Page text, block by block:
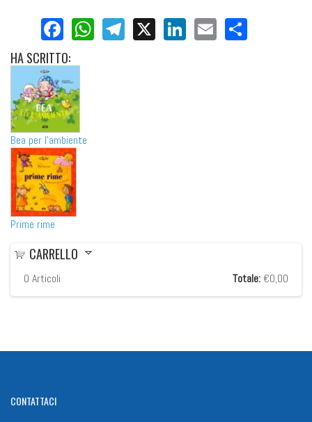
Facebook
WhatsApp
Telegram
X LinkedIn
Email
HASCRITTO:
Bea per l'ambiente
Prime rime
CARRELLO
0 Articoli Totale: €0,00
CONTATTACI